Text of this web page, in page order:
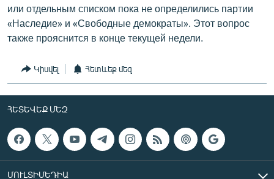
или отдельным списком пока не определились партии
«Наследие» и «Свободные демократы». Этот вопрос
также прояснится в конце текущей недели.
Կիսվել Հետևեք մեզ
ՀԵՏԵՎԵՔ ՄԵԶ
ՄՈՒԼՏԻՄԵԴԻԱ